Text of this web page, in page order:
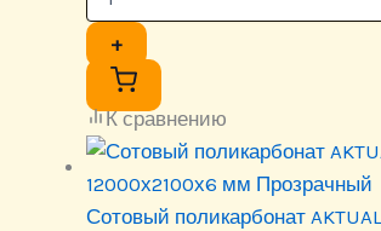
+
К сравнению
Сотовый поликарбонат